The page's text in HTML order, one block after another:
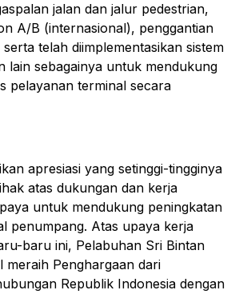
jalan dan jalur pedestrian,
A/B (internasional), penggantian
telah diimplementasikan sistem
lain sebagainya untuk mendukung
pelayanan terminal secara
apresiasi yang setinggi-tingginya
atas dukungan dan kerja
untuk mendukung peningkatan
penumpang. Atas upaya kerja
baru ini, Pelabuhan Sri Bintan
meraih Penghargaan dari
Republik Indonesia dengan